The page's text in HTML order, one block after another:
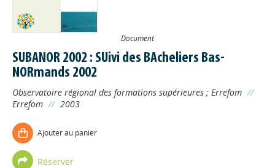
Document
SUBANOR 2002 : SUivi des BAcheliers Bas-
NORmands 2002
Observatoire régional des formations supérieures ; Errefom //
Errefom // 2003
Ajouter au panier
Réserver